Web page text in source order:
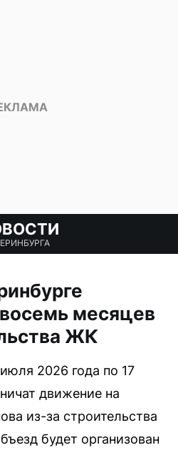
месяцев
ЖК
2026 года по 17
движение на
из-за строительства
будет организован